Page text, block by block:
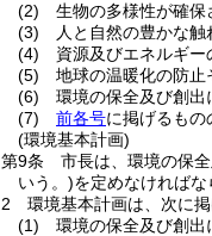
(2)
生物の多様性が確保
(3)
人と自然の豊かな
(4)
資源及びエネルギー
(5)
地球の温暖化の防止
(6)
環境の保全及び創出
(7)
前各号に掲げるもの
(環境基本計画)
第9条
市長は、環境の保
いう。)を定めなければな
2
環境基本計画は、次に
(1)
環境の保全及び創出